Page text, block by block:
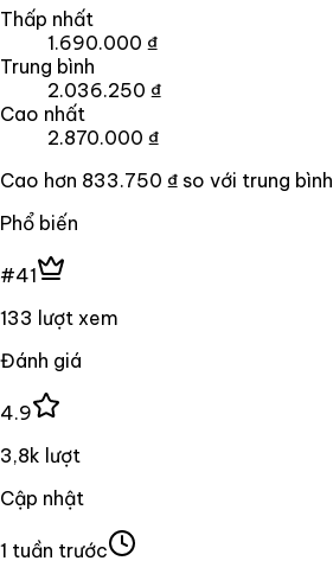
Thấp nhất
1.690.000 ₫
Trung bình
2.036.250 ₫
Cao nhất
2.870.000 ₫
Cao hơn 833.750 ₫ so với trung bình
Phổ biến
#41
133 lượt xem
Đánh giá
4.9
3,8k lượt
Cập nhật
1 tuần trước